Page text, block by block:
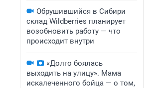
Обрушившийся в Сибири
склад Wildberries планирует
возобновить работу — что
происходит внутри
«Долго боялась
выходить на улицу». Мама
искалеченного бойца — о том,